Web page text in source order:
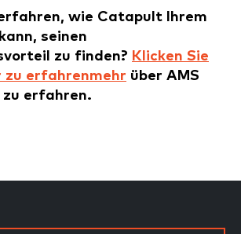
wie Catapult Ihrem
seinen
zu finden? Klicken Sie
zu erfahrenmehr über AMS
erfahren.